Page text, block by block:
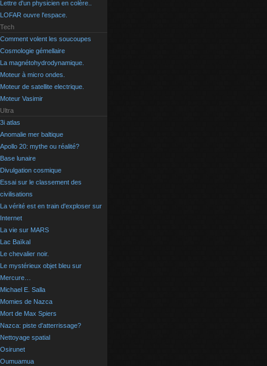
Lettre d'un physicien en colère..
LOFAR ouvre l'espace.
Tech
Comment volent les soucoupes
Cosmologie gémellaire
La magnétohydrodynamique.
Moteur à micro ondes.
Moteur de satellite electrique.
Moteur Vasimir
Ultra
3i atlas
Anomalie mer baltique
Apollo 20: mythe ou réalité?
Base lunaire
Divulgation cosmique
Essai sur le classement des
civilisations
La vérité est en train d'exploser sur
Internet
La vie sur MARS
Lac Baïkal
Le chevalier noir.
Le mystérieux objet bleu sur
Mercure…
Michael E. Salla
Momies de Nazca
Mort de Max Spiers
Nazca: piste d'atterrissage?
Nettoyage spatial
Osirunet
Oumuamua